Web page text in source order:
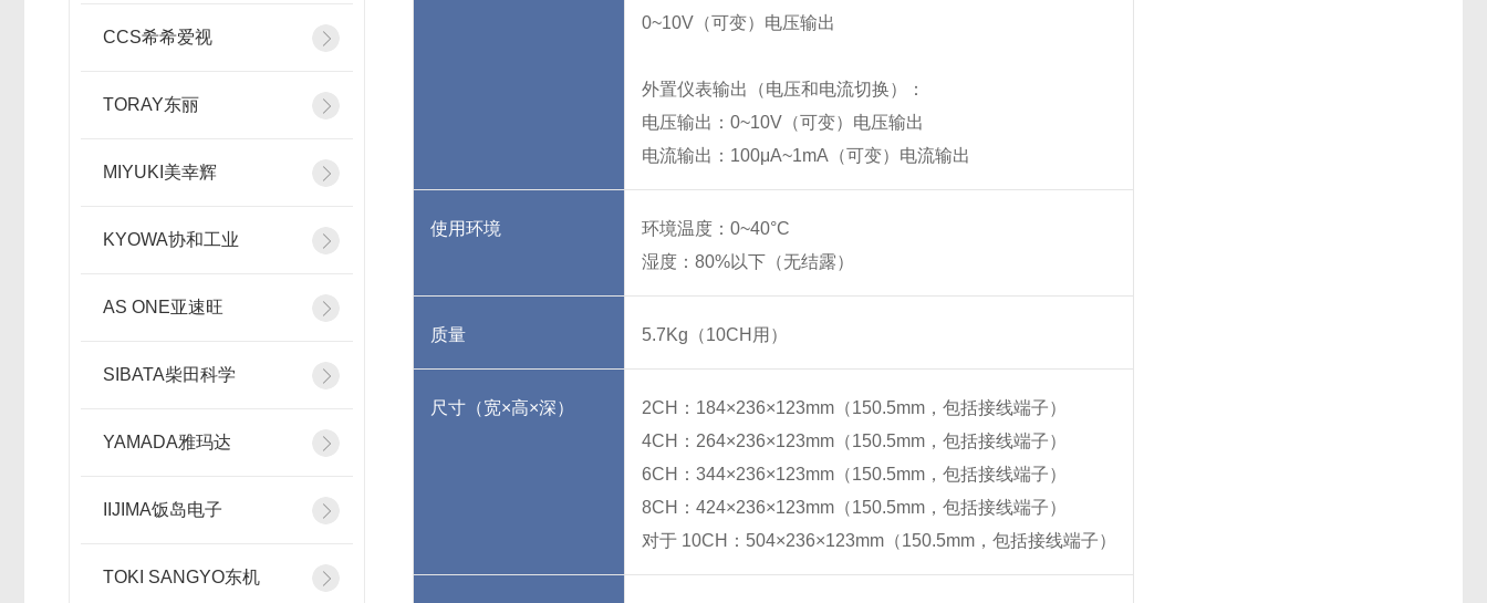
CCS希希爱视
TORAY东丽
MIYUKI美幸辉
KYOWA协和工业
AS ONE亚速旺
SIBATA柴田科学
YAMADA雅玛达
IIJIMA饭岛电子
TOKI SANGYO东机
0~10V（可变）电压输出
外置仪表输出（电压和电流切换）：
电压输出：0~10V（可变）电压输出
电流输出：100μA~1mA（可变）电流输出
使用环境
环境温度：0~40°C
湿度：80%以下（无结露）
质量 5.7Kg（10CH用）
尺寸（宽×高×深）
2CH：184×236×123mm（150.5mm，包括接线端子）
4CH：264×236×123mm（150.5mm，包括接线端子）
6CH：344×236×123mm（150.5mm，包括接线端子）
8CH：424×236×123mm（150.5mm，包括接线端子）
对于 10CH：504×236×123mm（150.5mm，包括接线端子）